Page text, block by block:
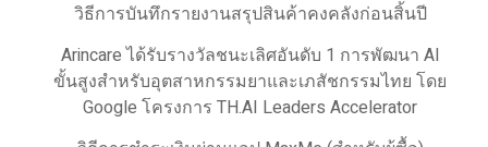
วิธีการบันทึกรายงานสรุปสินค้าคงคลังก่อนสิ้นปี
Arincare ได้รับรางวัลชนะเลิศอันดับ 1 การพัฒนา AI
ขั้นสูงสำหรับอุตสาหกรรมยาและเภสัชกรรมไทย โดย
Google โครงการ TH.AI Leaders Accelerator